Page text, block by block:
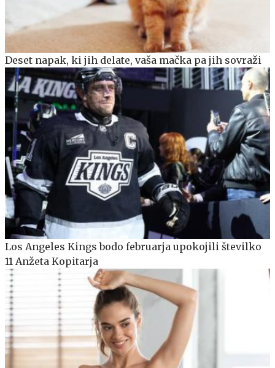
Deset napak, ki jih delate, vaša mačka pa jih sovraži
Los Angeles Kings bodo februarja upokojili številko
11 Anžeta Kopitarja